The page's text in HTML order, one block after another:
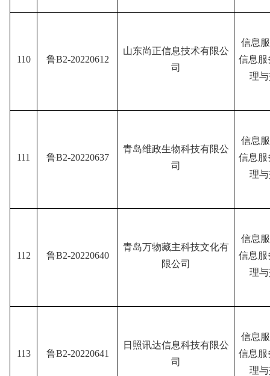
110 鲁B2-20220612
山东尚正信息技术有限公
司
信息
信息服
理
111 鲁B2-20220637
青岛维政生物科技有限公
司
信息
信息服
理
112 鲁B2-20220640
青岛万物藏主科技文化有
限公司
信息
信息服
理
113 鲁B2-20220641
日照讯达信息科技有限公
司
信息
信息服
理